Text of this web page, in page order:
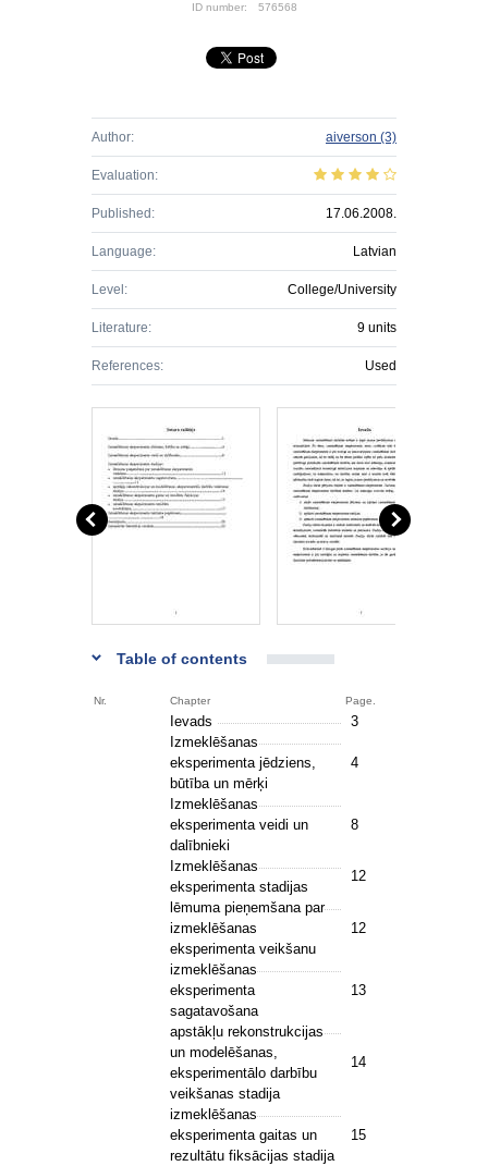
ID number: 576568
Author: aiverson (3)
Evaluation:
Published: 17.06.2008.
Language: Latvian
Level: College/University
Literature: 9 units
References: Used
Table of contents
Nr. Chapter Page.
Ievads
3
Izmeklēšanas
eksperimenta jēdziens,
būtība un mērķi
4
Izmeklēšanas
eksperimenta veidi un
dalībnieki
8
Izmeklēšanas
eksperimenta stadijas
12
lēmuma pieņemšana par
izmeklēšanas
eksperimenta veikšanu
12
izmeklēšanas
eksperimenta
sagatavošana
13
apstākļu rekonstrukcijas
un modelēšanas,
eksperimentālo darbību
veikšanas stadija
14
izmeklēšanas
eksperimenta gaitas un
rezultātu fiksācijas stadija
15